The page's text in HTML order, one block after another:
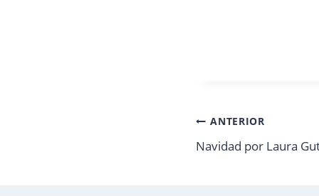
Navegación
de
ANTERIOR
Navidad por Laura